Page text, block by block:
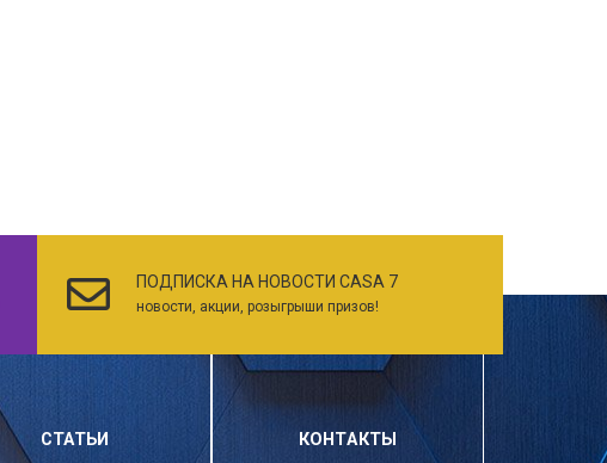
ПОДПИСКА НА НОВОСТИ CASA 7
новости, акции, розыгрыши призов!
СТАТЬИ КОНТАКТЫ